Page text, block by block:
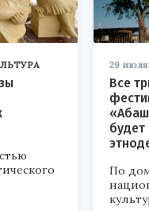
29 июля
Все
будет
По